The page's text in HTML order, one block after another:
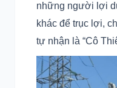
những người lợi
khác để trục lợi,
tự nhận là “Cô